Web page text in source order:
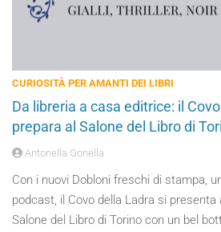
CURIOSITÀ PER AMANTI DEI LIBRI
Da libreria a casa editrice: il
prepara al Salone del Libro di
Antonella Gonella
Con i nuovi Dobloni freschi di stampa,
podcast, il Covo della Ladra si presenta
Salone del Libro di Torino con un bel